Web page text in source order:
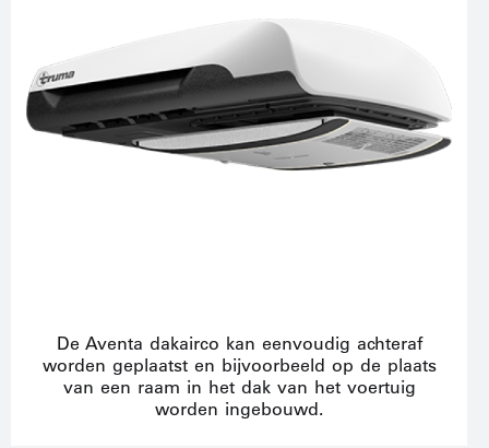
De Aventa dakairco kan eenvoudig achteraf
worden geplaatst en bijvoorbeeld op de plaats
van een raam in het dak van het voertuig
worden ingebouwd.